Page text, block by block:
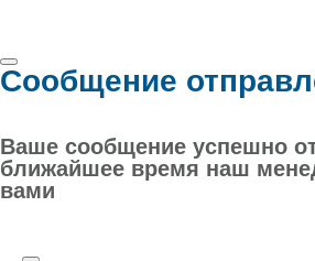
Сообщение
Ваше сообщение успешно
ближайшее время наш
вами